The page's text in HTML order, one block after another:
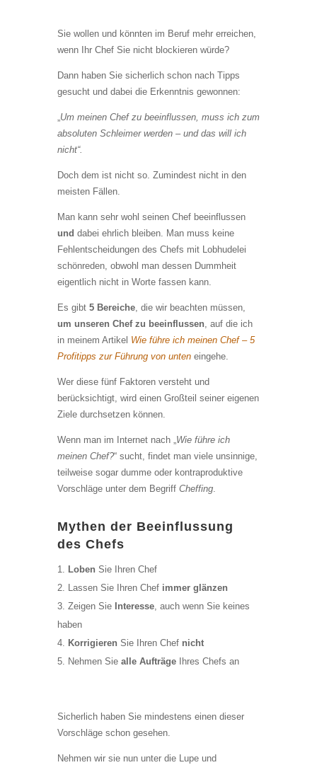
Sie wollen und könnten im Beruf mehr erreichen,
wenn Ihr Chef Sie nicht blockieren würde?
Dann haben Sie sicherlich schon nach Tipps
gesucht und dabei die Erkenntnis gewonnen:
„Um meinen Chef zu beeinflussen, muss ich zum
absoluten Schleimer werden – und das will ich
nicht“.
Doch dem ist nicht so. Zumindest nicht in den
meisten Fällen.
Man kann sehr wohl seinen Chef beeinflussen
und dabei ehrlich bleiben. Man muss keine
Fehlentscheidungen des Chefs mit Lobhudelei
schönreden, obwohl man dessen Dummheit
eigentlich nicht in Worte fassen kann.
Es gibt 5 Bereiche, die wir beachten müssen,
um unseren Chef zu beeinflussen, auf die ich
in meinem Artikel Wie führe ich meinen Chef – 5
Profitipps zur Führung von unteneingehe.
Wer diese fünf Faktoren versteht und
berücksichtigt, wird einen Großteil seiner eigenen
Ziele durchsetzen können.
Wenn man im Internet nach „Wie führe ich
meinen Chef?“ sucht, findet man viele unsinnige,
teilweise sogar dumme oder kontraproduktive
Vorschläge unter dem Begriff Cheffing.
Mythen der Beeinflussung
des Chefs
Loben Sie Ihren Chef
Lassen Sie Ihren Chef immer glänzen
Zeigen Sie Interesse, auch wenn Sie keines
haben
Korrigieren Sie Ihren Chef nicht
Nehmen Sie alle AufträgeIhres Chefs an
Sicherlich haben Sie mindestens einen dieser
Vorschläge schon gesehen.
Nehmen wir sie nun unter die Lupe und